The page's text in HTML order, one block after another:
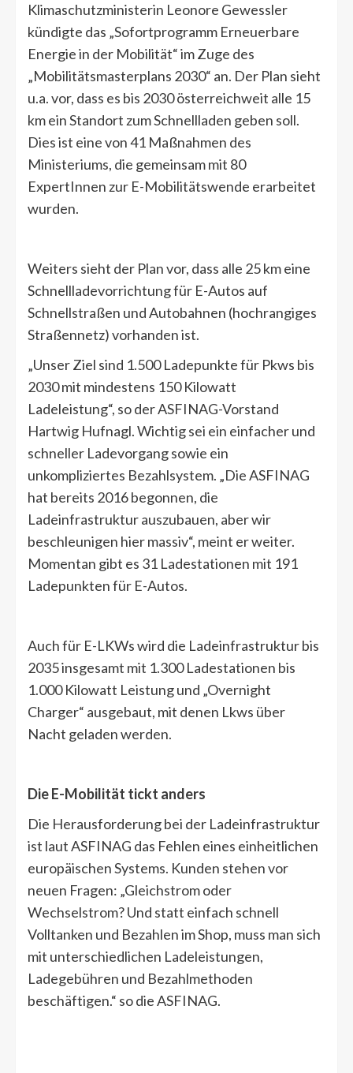
Klimaschutzministerin Leonore Gewessler
kündigte das „Sofortprogramm Erneuerbare
Energie in der Mobilität“ im Zuge des
„Mobilitätsmasterplans 2030“ an. Der Plan sieht
u.a. vor, dass es bis 2030 österreichweit alle 15
km ein Standort zum Schnellladen geben soll.
Dies ist eine von 41 Maßnahmen des
Ministeriums, die gemeinsam mit 80
ExpertInnen zur E-Mobilitätswende erarbeitet
wurden.
Weiters sieht der Plan vor, dass alle 25 km eine
Schnellladevorrichtung für E-Autos auf
Schnellstraßen und Autobahnen (hochrangiges
Straßennetz) vorhanden ist.
„Unser Ziel sind 1.500 Ladepunkte für Pkws bis
2030 mit mindestens 150 Kilowatt
Ladeleistung“, so der ASFINAG-Vorstand
Hartwig Hufnagl. Wichtig sei ein einfacher und
schneller Ladevorgang sowie ein
unkompliziertes Bezahlsystem. „Die ASFINAG
hat bereits 2016 begonnen, die
Ladeinfrastruktur auszubauen, aber wir
beschleunigen hier massiv“, meint er weiter.
Momentan gibt es 31 Ladestationen mit 191
Ladepunkten für E-Autos.
Auch für E-LKWs wird die Ladeinfrastruktur bis
2035 insgesamt mit 1.300 Ladestationen bis
1.000 Kilowatt Leistung und „Overnight
Charger“ ausgebaut, mit denen Lkws über
Nacht geladen werden.
Die E-Mobilität tickt anders
Die Herausforderung bei der Ladeinfrastruktur
ist laut ASFINAG das Fehlen eines einheitlichen
europäischen Systems. Kunden stehen vor
neuen Fragen: „Gleichstrom oder
Wechselstrom? Und statt einfach schnell
Volltanken und Bezahlen im Shop, muss man sich
mit unterschiedlichen Ladeleistungen,
Ladegebühren und Bezahlmethoden
beschäftigen.“ so die ASFINAG.